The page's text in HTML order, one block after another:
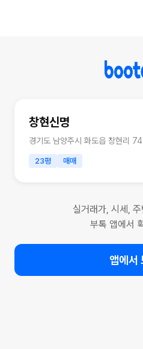
창현신명
경기도 남양주시 화도읍 창현리
23평 매매
실거래가, 시세,
부톡 앱에서
앱에서